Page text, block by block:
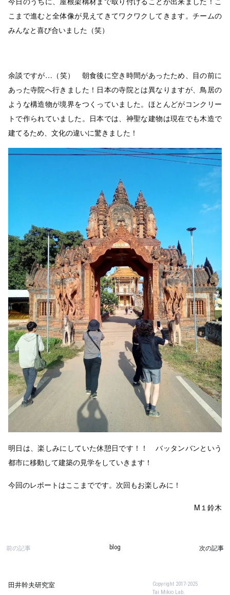
こまで進むと全体像が見えてきてワクワクしてきます。チームの
みんなと喜び合いました（笑）
余談ですが…（笑） 朝食後に空き時間があったため、目の前に
あった寺院へ行きました！日本の寺院とは異なりますが、鳥居の
ような構造物が境界をつくっていました。ほとんどがコンクリー
トで作られていました。日本では、神聖な建物は現在でも木造で
建てるため、文化の違いに驚きました！
明日は、楽しみにしていた休憩日です！！ バッタンバンという
都市に移動して建築の見学をしていきます！
今回のレポートはここまでです。次回もお楽しみに！
M１鈴木
前の記事 blog 次の記事
田井幹夫研究室
Copyright 2017-2025
Tai Mikio Lab.